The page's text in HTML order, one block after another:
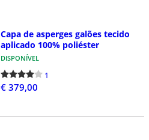
Capa de asperges galões tecido
aplicado 100% poliéster
DISPONÍVEL
1
€ 379,00